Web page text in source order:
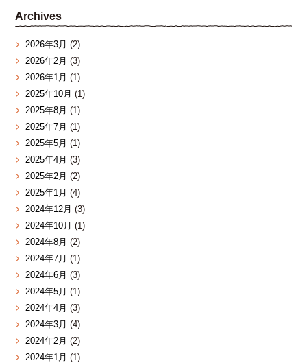
Archives
2026年3月 (2)
2026年2月 (3)
2026年1月 (1)
2025年10月 (1)
2025年8月 (1)
2025年7月 (1)
2025年5月 (1)
2025年4月 (3)
2025年2月 (2)
2025年1月 (4)
2024年12月 (3)
2024年10月 (1)
2024年8月 (2)
2024年7月 (1)
2024年6月 (3)
2024年5月 (1)
2024年4月 (3)
2024年3月 (4)
2024年2月 (2)
2024年1月 (1)